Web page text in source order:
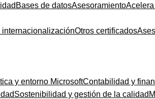
Bases de datosAsesoramiento
internacionalizaciónOtros certificados
y entorno MicrosoftContabilidad y
Sostenibilidad y gestión de la calidad